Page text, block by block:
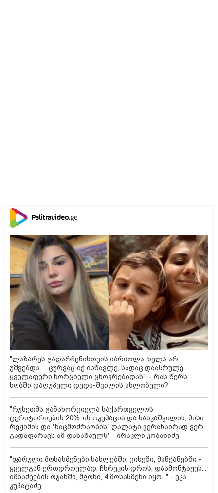
"ლაზარეს გადარჩენისთვის იბრძოლა, ხელს არ
უშვებდა… ცურვაც იქ ისწავლე, სადაც დაასრულე
ყველაფერი ხორციელი ცხოვრებიდან" – რას წერს
ხობში დაღუპული დედა-შვილის ახლობელი?
"რუსეთმა განახორციელა საქართველოს
ტერიტორიების 20%-ის ოკუპაცია და სააკაშვილის, მისი
რეჟიმის და "ნაცმოძრაობის" ღალატი ვერანაირად ვერ
გადაფარავს ამ დანაშაულს" - ირაკლი კობახიძე
"ფარული მოსასმენები სახლებში, ციხეში, მანქანებში -
ყველგან ერთდროულად, ჩხრეკის დროს, დაამონტაჟეს...
იმნაძეების ოჯახში, მგონი, 4 მოსასმენი იყო..." - ეკა
კუპატაძე